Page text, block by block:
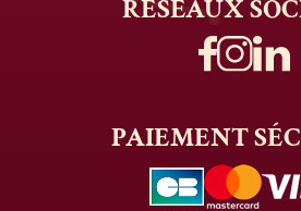
RÉSEAUX
PAIEMENT